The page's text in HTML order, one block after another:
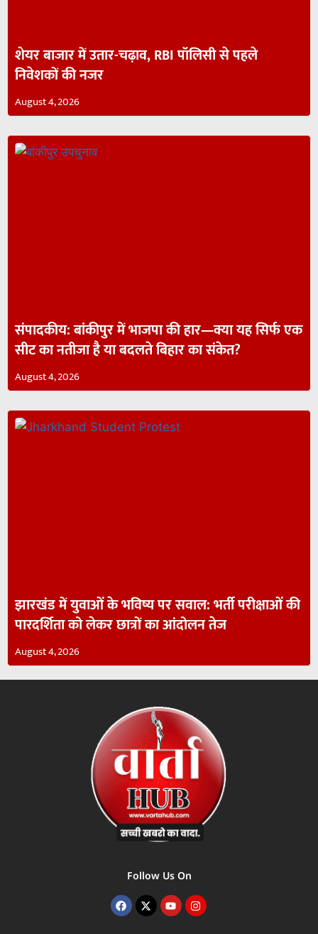
शेयर बाजार में उतार-चढ़ाव, RBI पॉलिसी से पहले
निवेशकों की नजर
August 4, 2026
संपादकीय: बांकीपुर में भाजपा की हार—क्या यह सिर्फ एक
सीट का नतीजा है या बदलते बिहार का संकेत?
August 4, 2026
झारखंड में युवाओं के भविष्य पर सवाल: भर्ती परीक्षाओं की
पारदर्शिता को लेकर छात्रों का आंदोलन तेज
August 4, 2026
Follow Us On